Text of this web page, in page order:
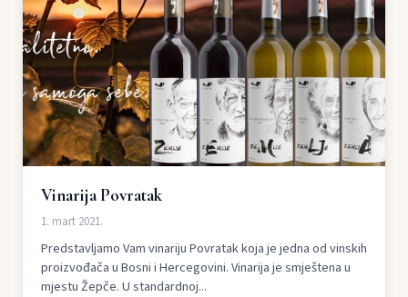
Vinarija Povratak
1. mart 2021.
Predstavljamo Vam vinariju Povratak koja je jedna od vinskih
proizvođača u Bosni i Hercegovini. Vinarija je smještena u
mjestu Žepče. U standardnoj...